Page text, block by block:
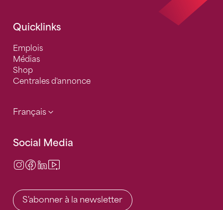
Quicklinks
Emplois
Médias
Shop
Centrales d'annonce
Français
Social Media
Instagram
Facebook
LinkedIn
S'abonner à la newsletter